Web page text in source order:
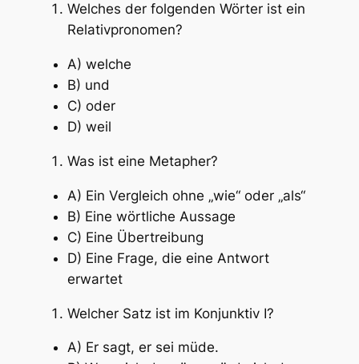
Welches der folgenden Wörter ist ein
Relativpronomen?
A) welche
B) und
C) oder
D) weil
Was ist eine Metapher?
A) Ein Vergleich ohne „wie“ oder „als“
B) Eine wörtliche Aussage
C) Eine Übertreibung
D) Eine Frage, die eine Antwort
erwartet
Welcher Satz ist im Konjunktiv I?
A) Er sagt, er sei müde.